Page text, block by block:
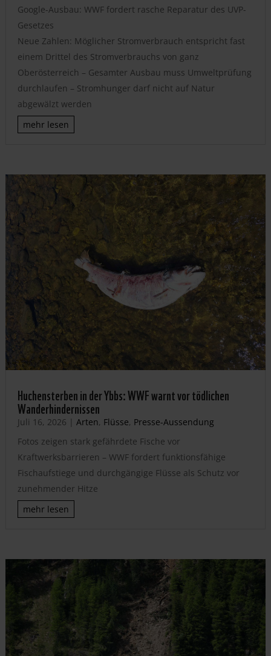
Google-Ausbau: WWF fordert rasche Reparatur des UVP-
Gesetzes
Neue Zahlen: Möglicher Stromverbrauch entspricht fast
einem Drittel des Stromverbrauchs von ganz
Oberösterreich – Gesamter Ausbau muss Umweltprüfung
durchlaufen – Stromhunger darf nicht auf Natur
abgewälzt werden
mehr lesen
Huchensterben in der Ybbs: WWF warnt vor tödlichen
Wanderhindernissen
Juli 16, 2026 | Arten, Flüsse, Presse-Aussendung
Fotos zeigen stark gefährdete Fische vor
Kraftwerksbarrieren – WWF fordert funktionsfähige
Fischaufstiege und durchgängige Flüsse als Schutz vor
zunehmender Hitze
mehr lesen